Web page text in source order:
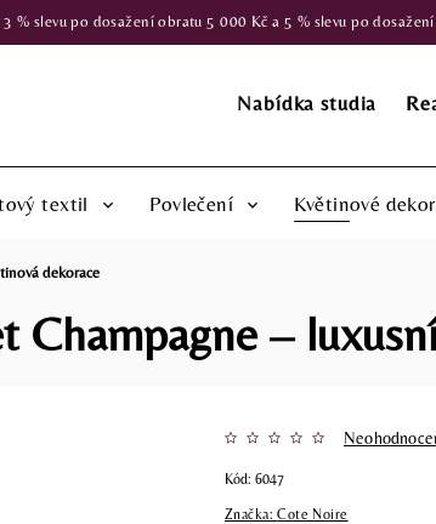
Nabídka studia
textil Povlečení Květinové
% slevu po dosažení obratu 5 000 Kč a 5 % slevu po
dekorace
Champagne –
Značka:Cote Noire
Kód: 6047